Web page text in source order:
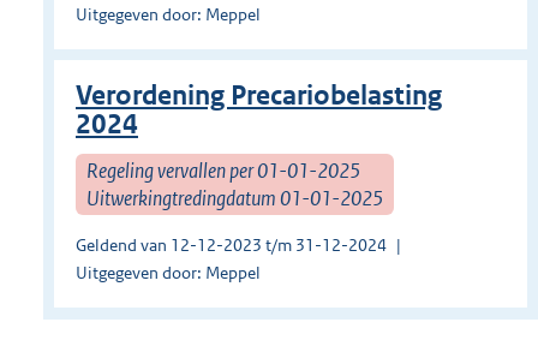
Uitgegeven door: Meppel
Verordening Precariobelasting
2024
Regeling vervallen per 01-01-2025
Uitwerkingtredingdatum 01-01-2025
Geldend van 12-12-2023 t/m 31-12-2024
Uitgegeven door: Meppel